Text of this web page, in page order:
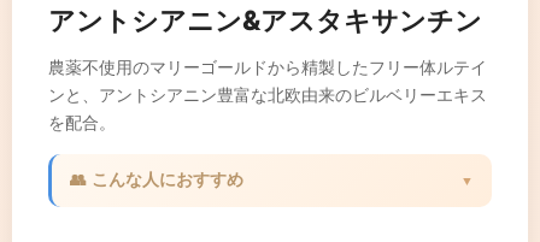
アントシアニン&アスタキサンチン
農薬不使用のマリーゴールドから精製したフリー体ルテイ
ンと、アントシアニン豊富な北欧由来のビルベリーエキス
を配合。
👥 こんな人におすすめ ▼